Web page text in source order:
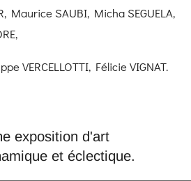
Maurice SAUBI, Micha SEGUELA,
VERCELLOTTI, Félicie VIGNAT.
exposition d'art
et éclectique.